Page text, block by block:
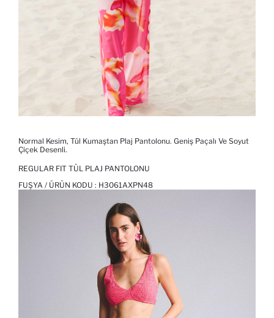
Normal Kesim, Tül Kumaştan Plaj Pantolonu. Geniş Paçalı Ve Soyut
Çiçek Desenli.
REGULAR FIT TÜL PLAJ PANTOLONU
FUŞYA / ÜRÜN KODU : H3061AXPN48